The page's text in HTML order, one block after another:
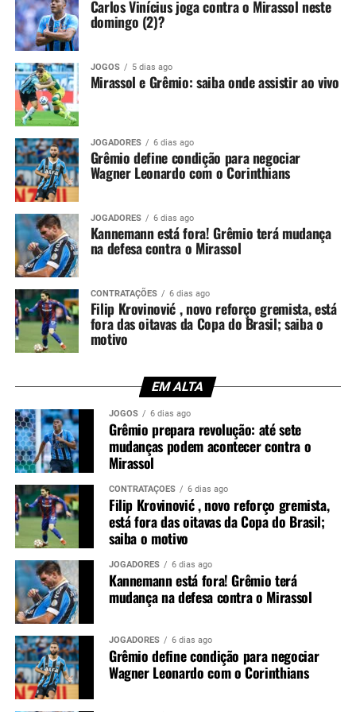
19 – Noriega
20 – Villasanti
21 – Tetê
22 – Braithwaite
23 – Marlon
24 – Thiago Beltrame
31 – Menegon
32 – Vitor Ramon
33 – Léo Pérez
37 – Gabriel Mec
39 – Tiaguinho
40 – Jefinho
44 – Viery
47 – Roger
48 – João Borne
49 – Lucca
50 – Zortéa
51 – João Victor
52 – Vagner
54 – Pedro Gabriel
55 – Danilo
57 – Benjamin
58 – Emanuel
59 – Harlley
semifinais
O primeiro confronto será entre Grêmio e Juventude,
neste sábado (14), na Arena. A bola rola às 16h30
(horário de Brasília). Já Inter e Ypiranga se enfrentam no
domingo (15), no estádio Colosso da Lagoa, em Erechim,
a partir das 20h30 (horário de Brasília).
Você precisa ver também:Grêmio anuncia nova
patrocinadora
Por terem feito melhor campanha na fase anterior,
Juventude e Inter decidem a vaga em casa. Em caso de
igualdade nos resultados dos mata-mata, a classificação
para a final será definida em cobranças de pênaltis, sem
prorrogação.
Objetivos dos semifinalistas
Grêmio: quer recuperar a hegemonia no Rio
Grande do Sul.
Juventude: corre atrás do segundo título do
Gauchão em sua história.
Ypiranga
: tenta conquistar o campeonato pela
primeira vez.
Foto: Lucas Uebel / Grêmio
Carlos Vinícius joga contra o Mirassol neste
domingo (2)?
JOGOS 5 dias ago
Mirassol e Grêmio: saiba onde assistir ao vivo
JOGADORES 6 dias ago
Grêmio define condição para negociar
Wagner Leonardo com o Corinthians
JOGADORES 6 dias ago
Kannemann está fora! Grêmio terá mudança
na defesa contra o Mirassol
CONTRATAÇÕES 6 dias ago
Filip Krovinović , novo reforço gremista, está
fora das oitavas da Copa do Brasil; saiba o
motivo
EM ALTA
JOGOS 6 dias ago
Grêmio prepara revolução: até sete
mudanças podem acontecer contra o
Mirassol
CONTRATAÇÕES 6 dias ago
Filip Krovinović , novo reforço gremista,
está fora das oitavas da Copa do Brasil;
saiba o motivo
JOGADORES 6 dias ago
Kannemann está fora! Grêmio terá
mudança na defesa contra o Mirassol
JOGADORES 6 dias ago
Grêmio define condição para negociar
Wagner Leonardo com o Corinthians